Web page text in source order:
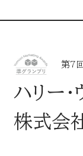
第7
ハリー・
株式会